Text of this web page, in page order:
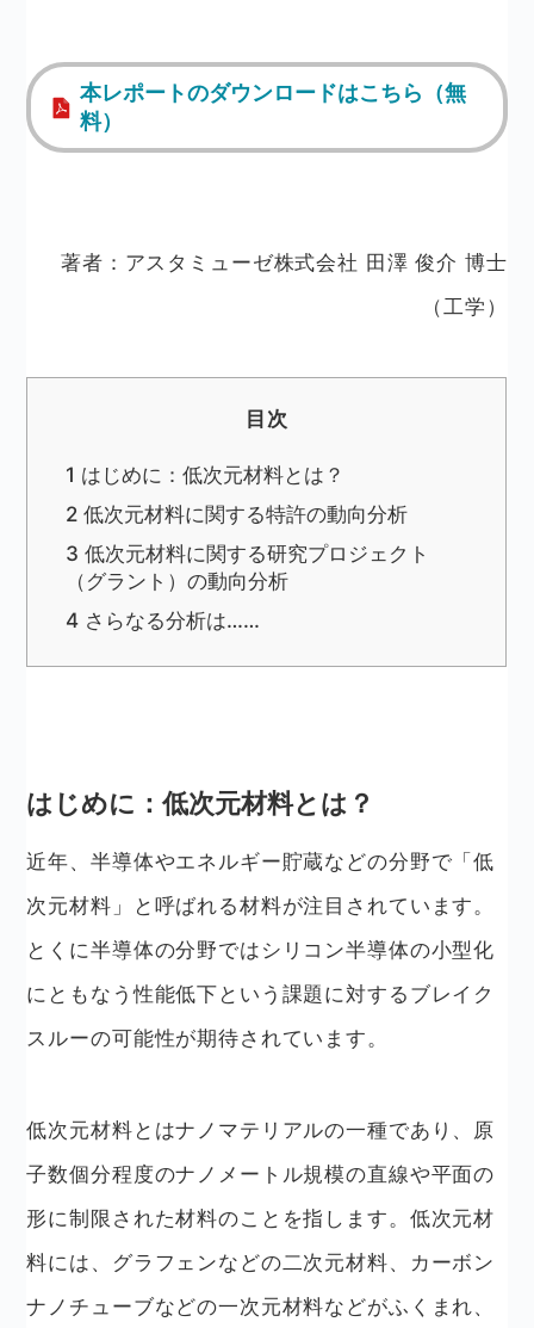
本レポートのダウンロードはこちら（無
料）
著者：アスタミューゼ株式会社 田澤 俊介 博士
（工学）
目次
1 はじめに：低次元材料とは？
2 低次元材料に関する特許の動向分析
3 低次元材料に関する研究プロジェクト
（グラント）の動向分析
4 さらなる分析は……
はじめに：低次元材料とは？
近年、半導体やエネルギー貯蔵などの分野で「低
次元材料」と呼ばれる材料が注目されています。
とくに半導体の分野ではシリコン半導体の小型化
にともなう性能低下という課題に対するブレイク
スルーの可能性が期待されています。
低次元材料とはナノマテリアルの一種であり、原
子数個分程度のナノメートル規模の直線や平面の
形に制限された材料のことを指します。低次元材
料には、グラフェンなどの二次元材料、カーボン
ナノチューブなどの一次元材料などがふくまれ、